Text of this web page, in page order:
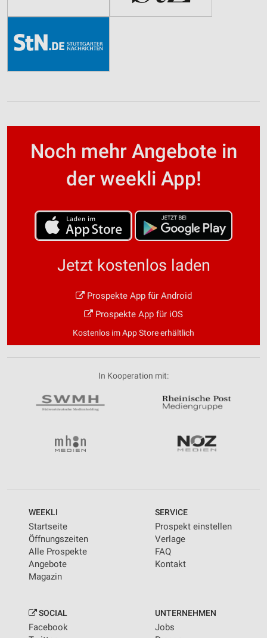
Noch mehr Angebote in
der weekli App!
Jetzt kostenlos laden
Prospekte App für Android
Prospekte App für iOS
Kostenlos im App Store erhältlich
In Kooperation mit:
WEEKLI
Startseite
Öffnungszeiten
Alle Prospekte
Angebote
Magazin
SERVICE
Prospekt einstellen
Verlage
FAQ
Kontakt
SOCIAL
Facebook
UNTERNEHMEN
Jobs